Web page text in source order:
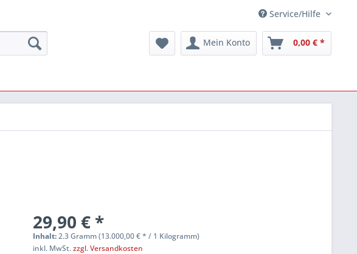
Service/Hilfe
Mein Konto 0,00 € *
29,90 € *
Inhalt:2.3 Gramm (13.000,00 € * / 1 Kilogramm)
inkl. MwSt.zzgl. Versandkosten